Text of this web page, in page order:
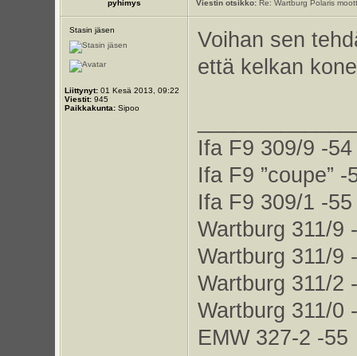
pyhimys Viestin otsikko:Re: Wartburg Polaris
Stasin jäsen
Liittynyt:01 Kesä 2013, 09:22
Viestit:945
Paikkakunta:Sipoo
Voihan sen
että kelkan
Ifa F9 309/9 -54
Ifa F9 ”coupe” -
Ifa F9 309/1 -55
Wartburg 311/9
Wartburg 311/9
Wartburg 311/2
Wartburg 311/0
EMW 327-2 -55